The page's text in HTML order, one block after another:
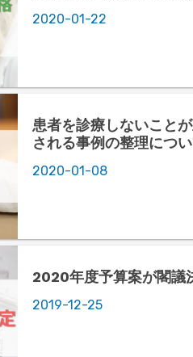
2020-01-22
患者を診療しないこと
される事例の整理につ
2020-01-08
2020年度予算案が閣議
2019-12-25